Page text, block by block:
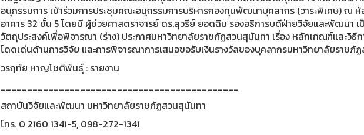
อนุกรรมการ เข้าร่วมการประชุมคณะอนุกรรมการบริหารกองทุนพัฒนาบุคลากร (วาระพิเศษ) ณ
อาคาร 32 ชั้น 5 โดยมี ผู้ช่วยศาสตราจารย์ ดร.สุวรีย์ ยอดฉิม รองอธิการบดีฝ่ายวิจัยและพัฒนา เ
วัตถุประสงค์เพื่อพิจารณา (ร่าง) ประกาศมหาวิทยาลัยราชภัฏสวนสุนันทา เรื่อง หลักเกณฑ์และวิธี
โดดเด่นด้านการวิจัย และการพิจารณาการเสนอขอรับเงินรางวัลของบุคลากรมหาวิทยาลัยราชภั
วรฤทัย หาญโชติพันธุ์ : รายงาน
_____________________________________________
สถาบันวิจัยและพัฒนา มหาวิทยาลัยราชภัฏสวนสุนันทา
โทร. 0 2160 1341-5, 098-272-1341